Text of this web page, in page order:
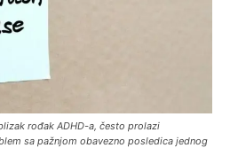
rođak ADHD-a, često prolazi
sa pažnjom obavezno posledica jednog